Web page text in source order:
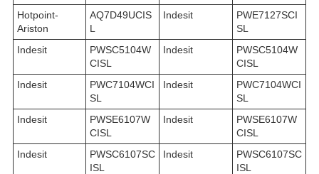
Hotpoint-
Ariston
AQ7D49UCIS
L
Indesit
PWE7127SCI
SL
Indesit
PWSC5104W
CISL
Indesit
PWSC5104W
CISL
Indesit
PWC7104WCI
SL
Indesit
PWC7104WCI
SL
Indesit
PWSE6107W
CISL
Indesit
PWSE6107W
CISL
Indesit
PWSC6107SC
ISL
Indesit
PWSC6107SC
ISL